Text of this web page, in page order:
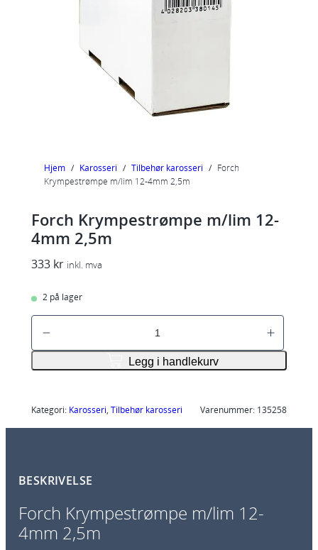
Hjem / Karosseri / Tilbehør karosseri / Forch
Krympestrømpe m/lim 12-4mm 2,5m
Forch Krympestrømpe m/lim 12-
4mm 2,5m
333 kr inkl. mva
2 på lager
F
K
r
p
s
t
Legg i handlekurv
Kategori: Karosseri, Tilbehør karosseri Varenummer: 135258
BESKRIVELSE
Forch Krympestrømpe m/lim 12-
4mm 2,5m